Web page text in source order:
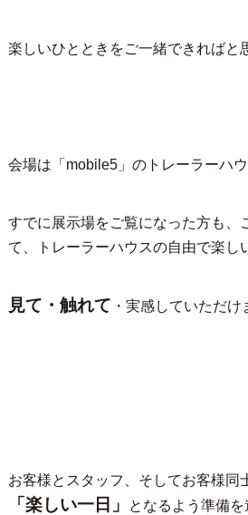
楽しいひとときをご一緒できればと
会場は「mobile5」のトレーラーハウ
すでに展示場をご覧になった方も、
て、トレーラーハウスの自由で楽し
見て・触れて ・実感していただけ
お客様とスタッフ、そしてお客様同
「楽しい一日」
となるよう準備